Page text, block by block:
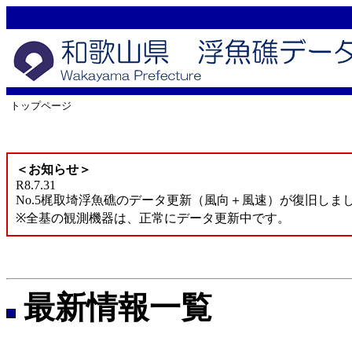
トップページ
＜お知らせ＞
R8.7.31
No.5梶取埼浮魚礁のデータ更新（風向＋風速）が復旧しま
※全基の観測機器は、正常にデータ更新中です。
最新情報一覧